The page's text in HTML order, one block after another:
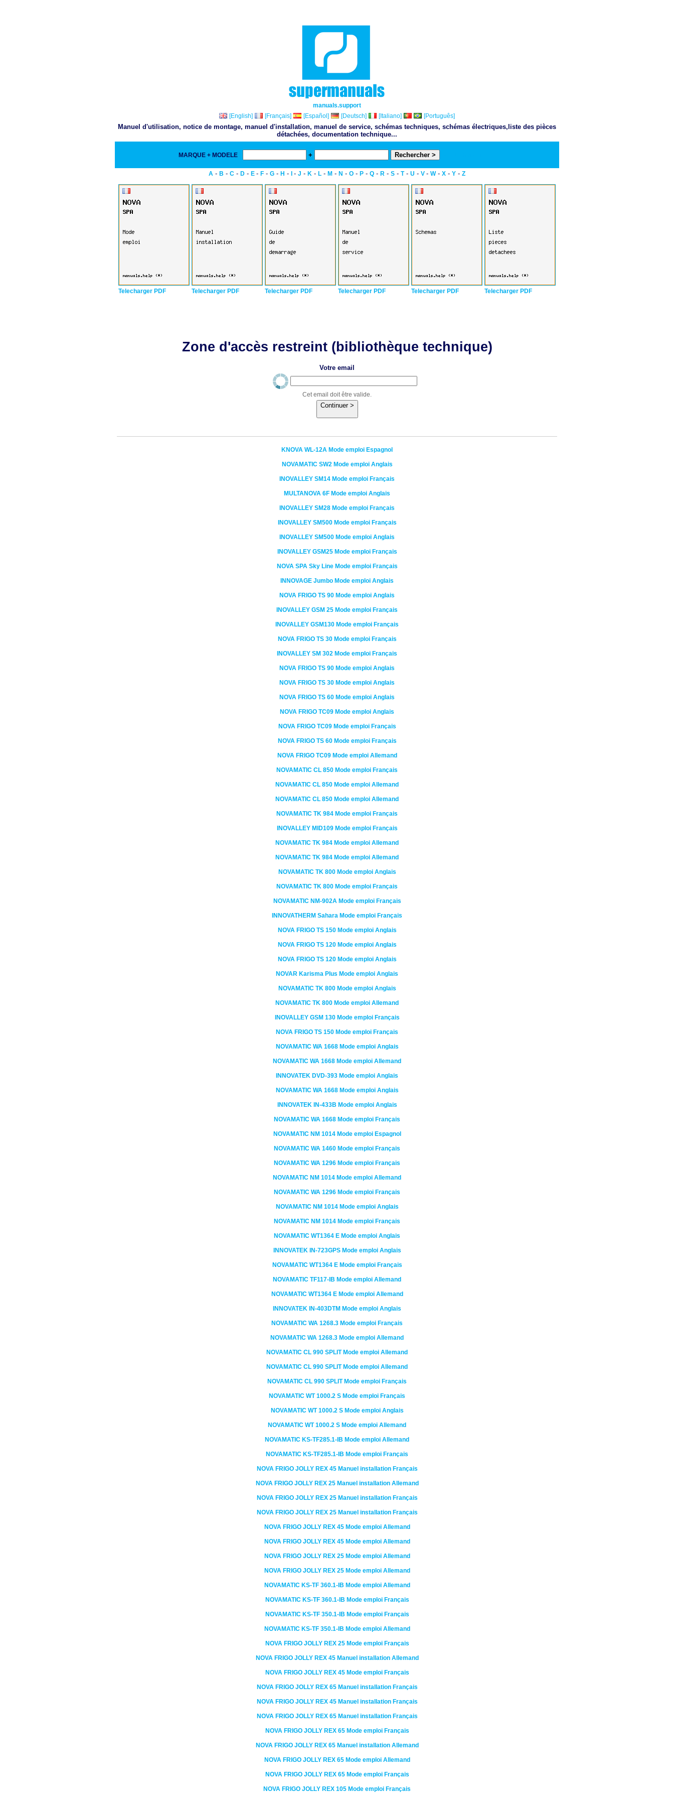
manuals.support
[English]
[Français] [Español] [Deutsch] [Italiano] [Português]
Manuel d'utilisation, notice de montage, manuel d'installation, manuel de service, schémas techniques, schémas électriques,liste des pièces
détachées, documentation technique...
MARQUE + MODELE +
A - B - C - D - E - F - G - H - - J - K - L - M - N - O - P - Q - R - S - T- U - V - W- X - Y - Z
Telecharger PDF Telecharger PDF Telecharger PDF Telecharger PDF Telecharger PDF Telecharger PDF
Zone d'accès restreint (bibliothèque technique)
Votre email
Cet email doit être valide.
Continuer >
KNOVA WL-12A Mode emploi Espagnol
NOVAMATIC SW2Mode emploi Anglais
INOVALLEY SM14 Mode emploi Français
MULTANOVA 6F Mode emploi Anglais
INOVALLEY SM28 Mode emploi Français
INOVALLEY SM500Mode emploi Français
INOVALLEY SM500 Mode emploi Anglais
INOVALLEY GSM25Mode emploi Français
NOVA SPA Sky LineMode emploi Français
INNOVAGE Jumbo Mode emploi Anglais
NOVA FRIGO TS 90 Mode emploi Anglais
INOVALLEY GSM 25 Mode emploi Français
INOVALLEY GSM130 Mode emploi Français
NOVA FRIGO TS 30Mode emploi Français
INOVALLEY SM 302 Mode emploi Français
NOVA FRIGO TS 90 Mode emploi Anglais
NOVA FRIGO TS 30 Mode emploi Anglais
NOVA FRIGO TS 60 Mode emploi Anglais
NOVA FRIGO TC09 Mode emploi Anglais
NOVA FRIGO TC09Mode emploi Français
NOVA FRIGO TS 60Mode emploi Français
NOVA FRIGO TC09Mode emploi Allemand
NOVAMATIC CL 850 Mode emploi Français
NOVAMATIC CL 850 Mode emploi Allemand
NOVAMATIC CL 850 Mode emploi Allemand
NOVAMATIC TK 984 Mode emploi Français
INOVALLEY MID109Mode emploi Français
NOVAMATIC TK 984 Mode emploi Allemand
NOVAMATIC TK 984 Mode emploi Allemand
NOVAMATIC TK 800Mode emploi Anglais
NOVAMATIC TK 800 Mode emploi Français
NOVAMATIC NM-902AMode emploi Français
INNOVATHERM Sahara Mode emploi Français
NOVA FRIGO TS 150Mode emploi Anglais
NOVA FRIGO TS 120Mode emploi Anglais
NOVA FRIGO TS 120Mode emploi Anglais
NOVAR Karisma Plus Mode emploi Anglais
NOVAMATIC TK 800Mode emploi Anglais
NOVAMATIC TK 800 Mode emploi Allemand
INOVALLEY GSM 130Mode emploi Français
NOVA FRIGO TS 150 Mode emploi Français
NOVAMATIC WA 1668Mode emploi Anglais
NOVAMATIC WA 1668 Mode emploi Allemand
INNOVATEK DVD-393 Mode emploi Anglais
NOVAMATIC WA 1668Mode emploi Anglais
INNOVATEK IN-433B Mode emploi Anglais
NOVAMATIC WA 1668 Mode emploi Français
NOVAMATIC NM 1014Mode emploi Espagnol
NOVAMATIC WA 1460 Mode emploi Français
NOVAMATIC WA 1296 Mode emploi Français
NOVAMATIC NM 1014 Mode emploi Allemand
NOVAMATIC WA 1296 Mode emploi Français
NOVAMATIC NM 1014Mode emploi Anglais
NOVAMATIC NM 1014 Mode emploi Français
NOVAMATIC WT1364 E Mode emploi Anglais
INNOVATEK IN-723GPSMode emploi Anglais
NOVAMATIC WT1364 EMode emploi Français
NOVAMATIC TF117-IB Mode emploi Allemand
NOVAMATIC WT1364 EMode emploi Allemand
INNOVATEK IN-403DTM Mode emploi Anglais
NOVAMATIC WA 1268.3 Mode emploi Français
NOVAMATIC WA 1268.3 Mode emploi Allemand
NOVAMATIC CL 990 SPLITMode emploi Allemand
NOVAMATIC CL 990 SPLITMode emploi Allemand
NOVAMATIC CL 990 SPLITMode emploi Français
NOVAMATIC WT 1000.2 S Mode emploi Français
NOVAMATIC WT 1000.2 SMode emploi Anglais
NOVAMATIC WT 1000.2 S Mode emploi Allemand
NOVAMATIC KS-TF285.1-IB Mode emploi Allemand
NOVAMATIC KS-TF285.1-IB Mode emploi Français
NOVA FRIGO JOLLY REX 45Manuel installation Français
NOVA FRIGO JOLLY REX 25Manuel installation Allemand
NOVA FRIGO JOLLY REX 25Manuel installation Français
NOVA FRIGO JOLLY REX 25Manuel installation Français
NOVA FRIGO JOLLY REX 45Mode emploi Allemand
NOVA FRIGO JOLLY REX 45Mode emploi Allemand
NOVA FRIGO JOLLY REX 25Mode emploi Allemand
NOVA FRIGO JOLLY REX 25Mode emploi Allemand
NOVAMATIC KS-TF 360.1-IB Mode emploi Allemand
NOVAMATIC KS-TF 360.1-IB Mode emploi Français
NOVAMATIC KS-TF 350.1-IB Mode emploi Français
NOVAMATIC KS-TF 350.1-IB Mode emploi Allemand
NOVA FRIGO JOLLY REX 25Mode emploi Français
NOVA FRIGO JOLLY REX 45Manuel installation Allemand
NOVA FRIGO JOLLY REX 45Mode emploi Français
NOVA FRIGO JOLLY REX 65Manuel installation Français
NOVA FRIGO JOLLY REX 45Manuel installation Français
NOVA FRIGO JOLLY REX 65Manuel installation Français
NOVA FRIGO JOLLY REX 65Mode emploi Français
NOVA FRIGO JOLLY REX 65Manuel installation Allemand
NOVA FRIGO JOLLY REX 65Mode emploi Allemand
NOVA FRIGO JOLLY REX 65Mode emploi Français
NOVA FRIGO JOLLY REX 105 Mode emploi Français